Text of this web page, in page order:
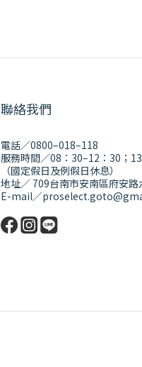
聯絡我們
電話／0800–018–118
服務時間／08：30–12：30；
（國定假日及例假日休息）
地址／ 709台南市安南區府安
E-mail／